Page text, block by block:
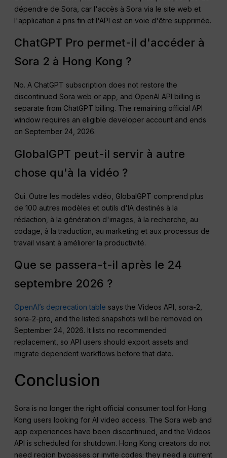
dépendre de Sora, car l'accès à Sora via le site web et
l'application a pris fin et l'API est en voie d'être supprimée.
ChatGPT Pro permet-il d'accéder à
Sora 2 à Hong Kong ?
No. A ChatGPT subscription does not restore the
discontinued Sora web or app, and OpenAI API billing is
separate from ChatGPT billing. The remaining official API
window requires an eligible developer account and ends
on September 24, 2026.
GlobalGPT peut-il servir à autre
chose qu'à la vidéo ?
Oui. Outre les modèles vidéo, GlobalGPT comprend plus
de 100 autres modèles et outils d'IA destinés à la
rédaction, à la génération d'images, à la recherche, au
codage, à la traduction, au marketing et aux processus de
travail visant à améliorer la productivité.
Que se passera-t-il après le 24
septembre 2026 ?
OpenAI’s deprecation table says the Videos API, sora-2,
sora-2-pro, and the listed snapshots will be removed on
September 24, 2026. It lists no recommended
replacement, so API users should export assets and
migrate dependent workflows before that date.
Conclusion
Sora is no longer the right official consumer tool for Hong
Kong users looking for AI video access. The Sora web and
app experiences have been discontinued, and the Videos
API is scheduled for shutdown. Hong Kong creators do not
need region bypasses or invite codes; they need a current